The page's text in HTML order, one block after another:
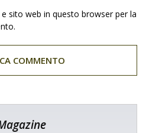
sito web in questo browser per la